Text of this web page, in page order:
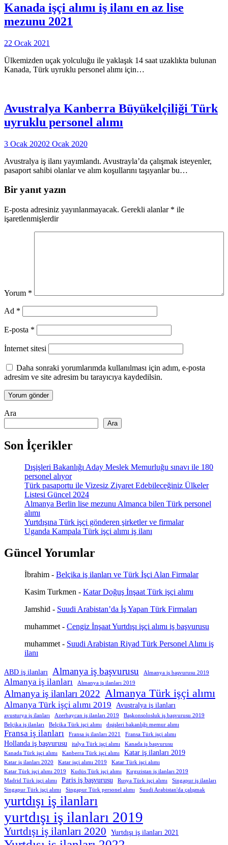
Kanada işçi alımı iş ilanı en az lise
mezunu 2021
22 Ocak 2021
Ülkemizden uçak yolculuğu ile yaklaşık 14 saat uzaklıkta bulunan
Kanada, Türk uyruklu personel alımı için…
Avustralya Kanberra Büyükelçiliği Türk
uyruklu personel alımı
3 Ocak 20202 Ocak 2020
Avustralya iş ilanı yayımlandı. Avustrayla’da çalışmak isteyenler,
pasaport sahibi olanlar ve alım koşullarını taşıyanlar bu…
Bir yanıt yazın
E-posta adresiniz yayınlanmayacak. Gerekli alanlar * ile
işaretlenmişlerdir
Yorum *
Ad *
E-posta *
İnternet sitesi
Daha sonraki yorumlarımda kullanılması için adım, e-posta
adresim ve site adresim bu tarayıcıya kaydedilsin.
Ara
Ara
Son İçerikler
Dışişleri Bakanlığı Aday Meslek Memurluğu sınavı ile 180
personel alıyor
Türk pasaportu ile Vizesiz Ziyaret Edebileceğiniz Ülkeler
Listesi Güncel 2024
Almanya Berlin lise mezunu Almanca bilen Türk personel
alımı
Yurtdışına Türk işçi gönderen şirketler ve firmalar
Uganda Kampala Türk işçi alımı iş ilanı
Güncel Yorumlar
İbrahim - Belçika iş ilanları ve Türk İşçi Alan Firmalar
Kasim Turkmen - Katar Doğuş İnşaat Türk işçi alımı
Jamshid - Suudi Arabistan’da İş Yapan Türk Firmaları
muhammet - Cengiz İnşaat Yurtdışı işçi alımı iş başvurusu
muhammet - Suudi Arabistan Riyad Türk Personel Alımı iş
ilanı
ABD iş ilanları Almanya iş başvurusu Almanya iş başvurusu 2019
Almanya iş ilanları Almanya iş ilanları 2019
Almanya iş ilanları 2022 Almanya Türk işçi alımı
Almanya Türk işçi alımı 2019 Avustralya iş ilanları
avusturya iş ilanları Azerbaycan iş ilanları 2019
Başkonsolosluk iş başvurusu 2019
Belçika iş ilanları
Belçika Türk işçi alımı dışişleri bakanlığı memur alımı
Fransa iş ilanları Fransa iş ilanları 2021 Fransa Türk işçi alımı
Hollanda iş başvurusu italya Türk işçi alımı
Kanada iş başvurusu
Kanada Türk işçi alımı
Kanberra Türk işçi alımı Katar iş ilanları 2019
Katar iş ilanları 2020 Katar işçi alımı 2019
Katar Türk işçi alımı
Katar Türk işçi alımı 2019
Kudüs Türk işçi alımı
Kırgızistan iş ilanları 2019
Madrid Türk işçi alımı
Paris iş başvurusu Rusya Türk işçi alımı
Singapur iş ilanları
Singapur Türk işçi alımı
Singapur Türk personel alımı Suudi Arabistan'da çalışmak
yurtdışı iş ilanları
yurtdışı iş ilanları 2019
Yurtdışı iş ilanları 2020 Yurtdışı iş ilanları 2021